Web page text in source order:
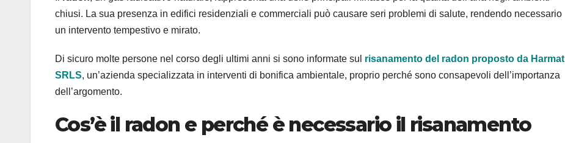
chiusi. La sua presenza in edifici residenziali e commerciali può causare seri problemi di salute, rendendo necessario
un intervento tempestivo e mirato.
Di sicuro molte persone nel corso degli ultimi anni si sono informate sul risanamento del radon proposto da Harmat
SRLS, un’azienda specializzata in interventi di bonifica ambientale, proprio perché sono consapevoli dell’importanza
dell’argomento.
Cos’è il radon e perché è necessario il risanamento